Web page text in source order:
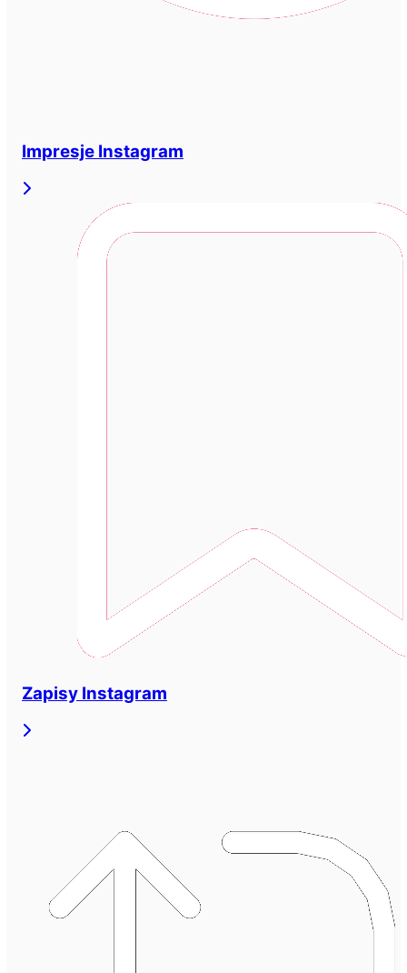
Impresje Instagram
Zapisy Instagram